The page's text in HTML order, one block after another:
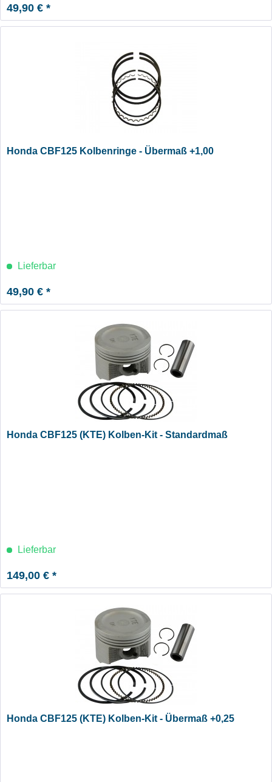
49,90 € *
Honda CBF125 Kolbenringe - Übermaß +1,00
Lieferbar
49,90 € *
Honda CBF125 (KTE) Kolben-Kit - Standardmaß
Lieferbar
149,00 € *
Honda CBF125 (KTE) Kolben-Kit - Übermaß +0,25